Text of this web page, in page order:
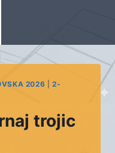
2026 |2-
trojic